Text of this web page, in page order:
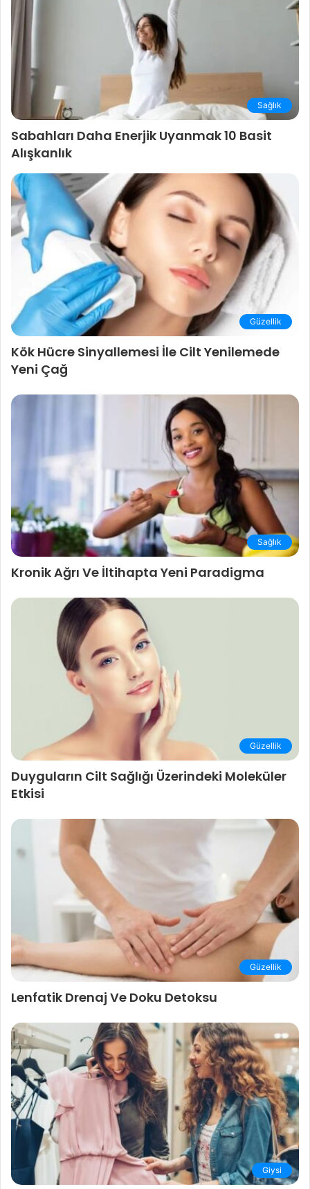
Sağlık
Sabahları Daha Enerjik Uyanmak 10 Basit
Alışkanlık
Güzellik
Kök Hücre Sinyallemesi İle Cilt Yenilemede
Yeni Çağ
Sağlık
Kronik Ağrı Ve İltihapta Yeni Paradigma
Güzellik
Duyguların Cilt Sağlığı Üzerindeki Moleküler
Etkisi
Güzellik
Lenfatik Drenaj Ve Doku Detoksu
Giysi